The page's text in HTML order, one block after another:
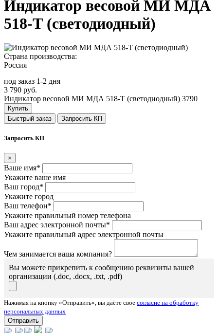
Индикатор весовой МИ МДА
518-Т (светодиодный)
Страна производства:
Россия
под заказ 1-2 дня
3 790 руб.
Индикатор весовой МИ МДА 518-Т (светодиодный) 3790
Купить
Быстрый заказ
Запросить КП
Запросить КП
×
Ваше имя*
Укажите ваше имя
Ваш город*
Укажите город
Ваш телефон*
Укажите правильный номер телефона
Ваш адрес электронной почты*
Укажите правильный адрес электронной почты
Чем занимается ваша компания?
Вы можете прикрепить к сообщению реквизиты вашей
организации (.doc, .docx, .txt, .pdf)
Нажимая на кнопку «Отправить», вы даёте свое согласие на обработку
персональных данных
Отправить